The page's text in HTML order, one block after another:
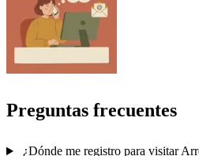
Preguntas frecuentes
¿Dónde me registro para visitar